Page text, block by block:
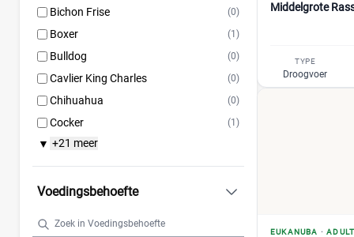
Bichon Frise (0)
Boxer (1)
Bulldog (0)
Cavlier King Charles (0)
Chihuahua (0)
Cocker (1)
▼ +21 meer
Voedingsbehoefte
Middelgrote
TYPE
Droogvoer
EUKANUBA ·ADULT